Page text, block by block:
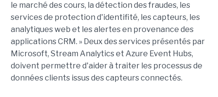
le marché des cours, la détection des fraudes, les
services de protection d'identifité, les capteurs, les
analytiques web et les alertes en provenance des
applications CRM. » Deux des services présentés par
Microsoft, Stream Analytics et Azure Event Hubs,
doivent permettre d'aider à traiter les processus de
données clients issus des capteurs connectés.